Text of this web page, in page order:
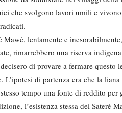
che svolgono lavori umili e
Mawé, lentamente e
rimarrebbero una riserva
di provare a fermare
L’ipotesi di partenza era che la liana
tempo una fonte di reddito
l’esistenza stessa dei Sateré